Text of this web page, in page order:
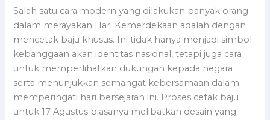
Salah satu cara modern yang dilakukan banyak orang
dalam merayakan Hari Kemerdekaan adalah dengan
mencetak baju khusus. Ini tidak hanya menjadi simbol
kebanggaan akan identitas nasional, tetapi juga cara
untuk memperlihatkan dukungan kepada negara
serta menunjukkan semangat kebersamaan dalam
memperingati hari bersejarah ini. Proses cetak baju
untuk 17 Agustus biasanya melibatkan desain yang